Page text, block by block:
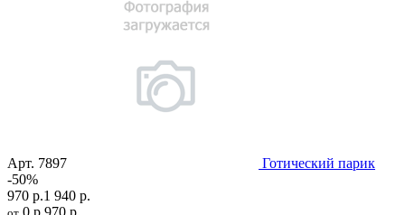
Арт. 7897
Готический парик
-50%
970 р.1 940 р.
0 р.970 р.